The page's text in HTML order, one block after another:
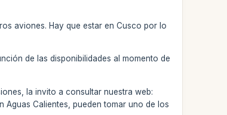
aviones. Hay que estar en Cusco por lo
de las disponibilidades al momento de
la invito a consultar nuestra web:
Calientes, pueden tomar uno de los